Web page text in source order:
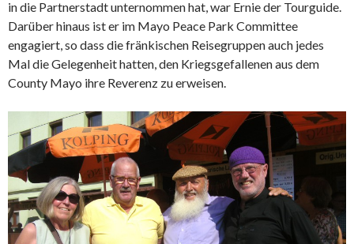
in die Partnerstadt unternommen hat, war Ernie der Tourguide.
Darüber hinaus ist er im Mayo Peace Park Committee
engagiert, so dass die fränkischen Reisegruppen auch jedes
Mal die Gelegenheit hatten, den Kriegsgefallenen aus dem
County Mayo ihre Reverenz zu erweisen.